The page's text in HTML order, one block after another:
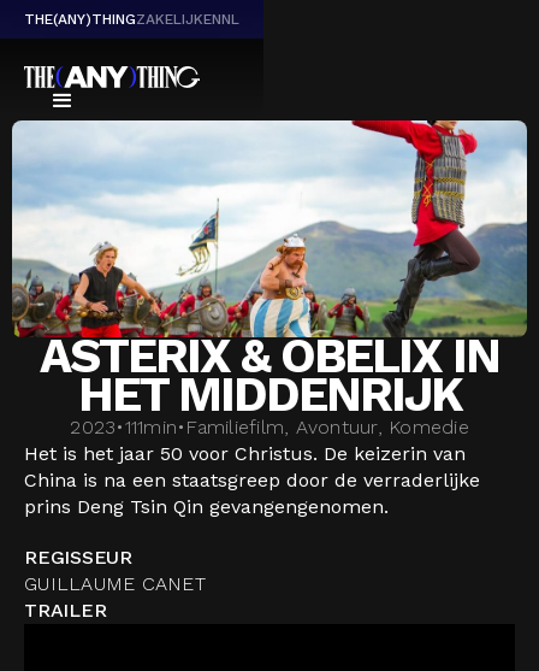
THE(ANY)THINGZAKELIJKENNL
ASTERIX & OBELIX IN
HET MIDDENRIJK
2023•111min• Familiefilm, Avontuur, Komedie
Het is het jaar 50 voor Christus. De keizerin van
China is na een staatsgreep door de verraderlijke
prins Deng Tsin Qin gevangengenomen.
REGISSEUR
GUILLAUME CANET
TRAILER